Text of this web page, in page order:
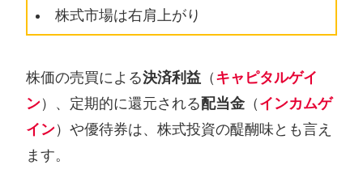
株式市場は右肩上がり
株価の売買による決済利益 （ キャピタルゲイ
ン）、定期的に還元される配当金 （ インカムゲ
イン）や優待券は、株式投資の醍醐味とも言え
ます。